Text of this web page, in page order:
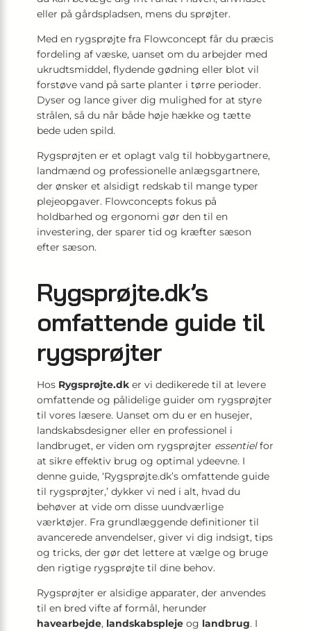
eller på gårdspladsen, mens du sprøjter.
Med en rygsprøjte fra Flowconcept får du præcis
fordeling af væske, uanset om du arbejder med
ukrudtsmiddel, flydende gødning eller blot vil
forstøve vand på sarte planter i tørre perioder.
Dyser og lance giver dig mulighed for at styre
strålen, så du når både høje hække og tætte
bede uden spild.
Rygsprøjten er et oplagt valg til hobbygartnere,
landmænd og professionelle anlægsgartnere,
der ønsker et alsidigt redskab til mange typer
plejeopgaver. Flowconcepts fokus på
holdbarhed og ergonomi gør den til en
investering, der sparer tid og kræfter sæson
efter sæson.
Rygsprøjte.dk’s
omfattende guide til
rygsprøjter
Hos Rygsprøjte.dk er vi dedikerede til at levere
omfattende og pålidelige guider om rygsprøjter
til vores læsere. Uanset om du er en husejer,
landskabsdesigner eller en professionel i
landbruget, er viden om rygsprøjter essentielfor
at sikre effektiv brug og optimal ydeevne. I
denne guide, ‘Rygsprøjte.dk’s omfattende guide
til rygsprøjter,’ dykker vi ned i alt, hvad du
behøver at vide om disse uundværlige
værktøjer. Fra grundlæggende definitioner til
avancerede anvendelser, giver vi dig indsigt, tips
og tricks, der gør det lettere at vælge og bruge
den rigtige rygsprøjte til dine behov.
Rygsprøjter er alsidige apparater, der anvendes
til en bred vifte af formål, herunder
havearbejde, landskabspleje og landbrug. I